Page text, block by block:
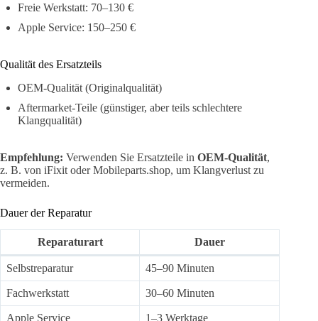
Freie Werkstatt: 70–130 €
Apple Service: 150–250 €
Qualität des Ersatzteils
OEM-Qualität (Originalqualität)
Aftermarket-Teile (günstiger, aber teils schlechtere
Klangqualität)
Empfehlung: Verwenden Sie Ersatzteile in OEM-Qualität,
z. B. von iFixit oder Mobileparts.shop, um Klangverlust zu
vermeiden.
Dauer der Reparatur
Reparaturart Dauer
Selbstreparatur 45–90 Minuten
Fachwerkstatt 30–60 Minuten
Apple Service 1–3 Werktage